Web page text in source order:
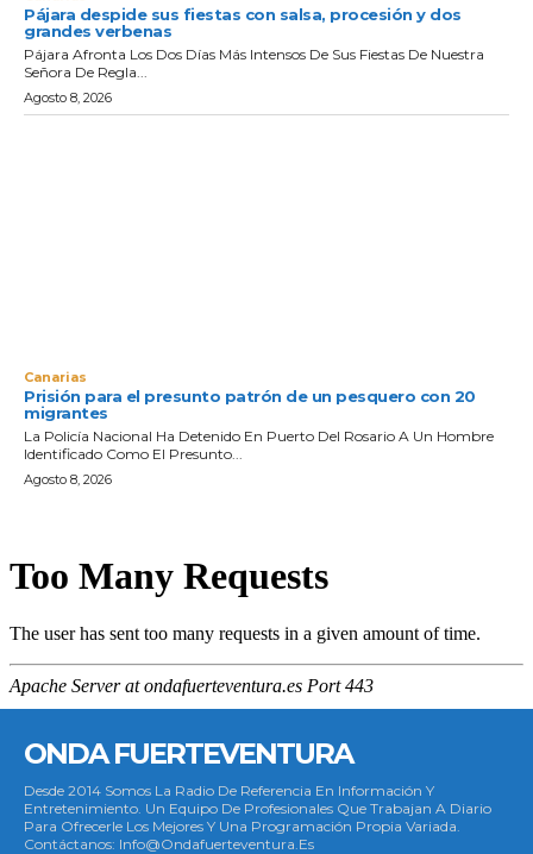
Pájara despide sus fiestas con salsa, procesión y dos
grandes verbenas
Pájara Afronta Los Dos Días Más Intensos De Sus Fiestas De Nuestra
Señora De Regla...
Agosto 8, 2026
Canarias
Prisión para el presunto patrón de un pesquero con 20
migrantes
La Policía Nacional Ha Detenido En Puerto Del Rosario A Un Hombre
Identificado Como El Presunto...
Agosto 8, 2026
ONDA FUERTEVENTURA
Desde 2014 Somos La Radio De Referencia En Información Y
Entretenimiento. Un Equipo De Profesionales Que Trabajan A Diario
Para Ofrecerle Los Mejores Y Una Programación Propia Variada.
Contáctanos: Info@ondafuerteventura.es